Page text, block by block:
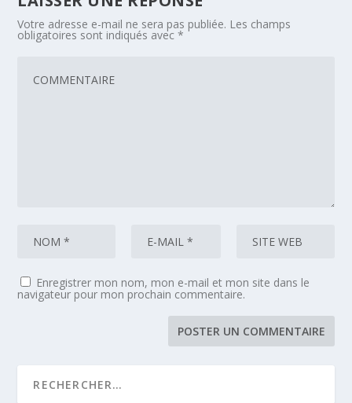
Votre adresse e-mail ne sera pas publiée. Les champs
obligatoires sont indiqués avec*
Enregistrer mon nom, mon e-mail et mon site dans le
navigateur pour mon prochain commentaire.